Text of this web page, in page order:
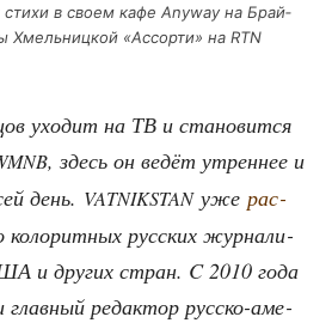
сти­хи в сво­ем кафе Anyway на Брай­
Хмель­ниц­кой «Ассор­ти» на RTN
ухо­дит на ТВ и ста­но­вит­ся
, здесь он ведёт утрен­нее и
день. VATNIKSTANуже рас­
коло­рит­ных рус­ских жур­на­ли­
и дру­гих стран. C 2010 года
глав­ный редак­тор рус­ско-аме­